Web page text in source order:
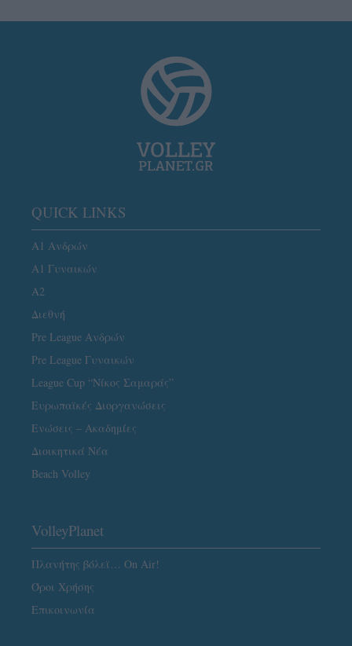
QUICK LINKS
Α1 Ανδρών
Α1 Γυναικών
A2
Διεθνή
Pre League Ανδρών
Pre League Γυναικών
League Cup “Νίκος Σαμαράς”
Ευρωπαϊκές Διοργανώσεις
Ενώσεις – Ακαδημίες
Διοικητικά Νέα
Beach Volley
VolleyPlanet
Πλανήτης βόλεϊ… On Air!
Όροι Χρήσης
Επικοινωνία